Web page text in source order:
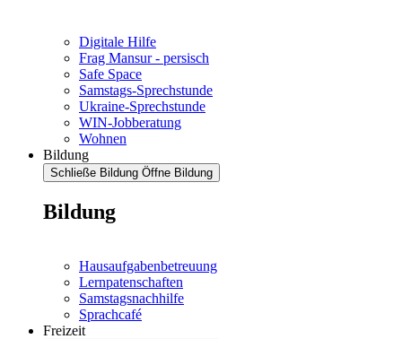
Digitale Hilfe
Frag Mansur - persisch
Safe Space
Samstags-Sprechstunde
Ukraine-Sprechstunde
WIN-Jobberatung
Wohnen
Bildung
Schließe Bildung Öffne Bildung
Bildung
Hausaufgabenbetreuung
Lernpatenschaften
Samstagsnachhilfe
Sprachcafé
Freizeit